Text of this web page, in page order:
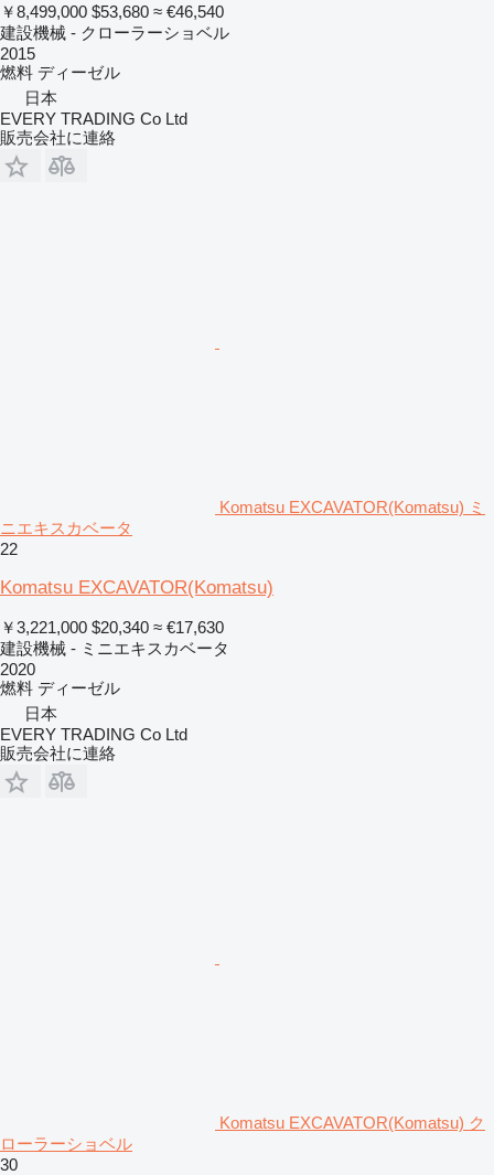
￥8,499,000 $53,680 ≈ €46,540
建設機械 - クローラーショベル
2015
燃料 ディーゼル
日本
EVERY TRADING Co Ltd
販売会社に連絡
Komatsu EXCAVATOR(Komatsu) ミ
ニエキスカベータ
22
Komatsu EXCAVATOR(Komatsu)
￥3,221,000 $20,340 ≈ €17,630
建設機械 - ミニエキスカベータ
2020
燃料 ディーゼル
日本
EVERY TRADING Co Ltd
販売会社に連絡
Komatsu EXCAVATOR(Komatsu) ク
ローラーショベル
30